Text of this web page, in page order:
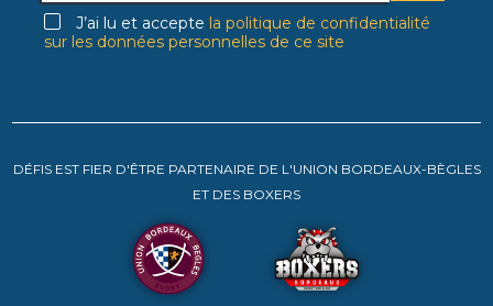
J’ai lu et accepte la politique de confidentialité
sur les données personnelles de ce site
DÉFIS EST FIER D'ÊTRE PARTENAIRE DE L'UNION BORDEAUX-BÈGLES
ET DES BOXERS